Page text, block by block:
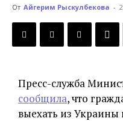
Кыргызстана
От Айгерим Рыскулбекова -
Пресс-служба
сообщила, что
выехать из Украины